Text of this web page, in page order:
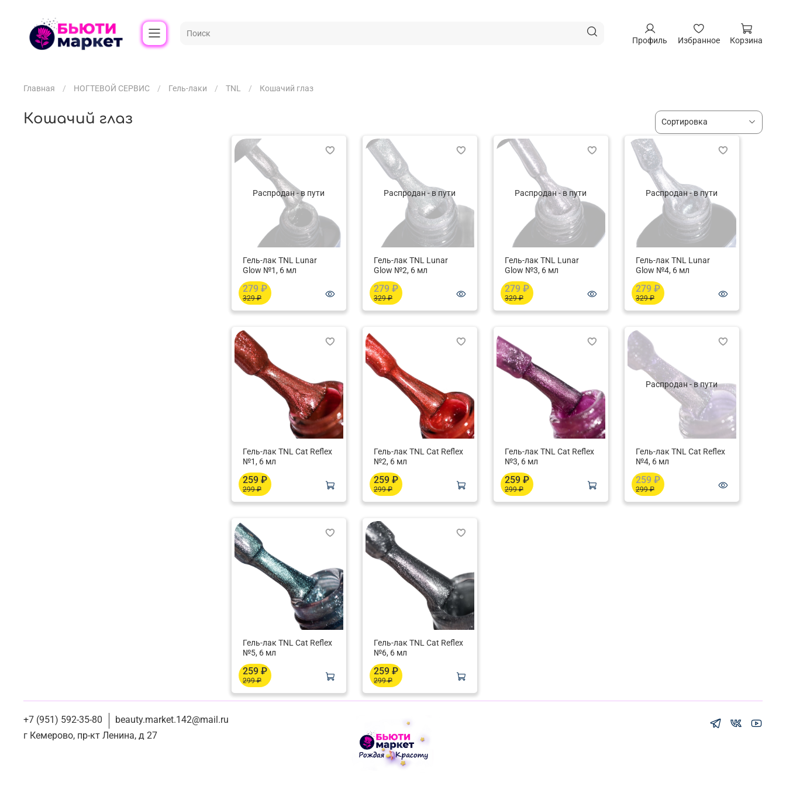
Профиль Избранное Корзина
Главная НОГТЕВОЙ СЕРВИС Гель-лаки TNL Кошачий глаз
Кошачий глаз
Распродан - в пути
Гель-лак TNL Lunar
Glow №1, 6 мл
279 ₽
329 ₽
Распродан - в пути
Гель-лак TNL Lunar
Glow №2, 6 мл
279 ₽
329 ₽
Распродан - в пути
Гель-лак TNL Lunar
Glow №3, 6 мл
279 ₽
329 ₽
Распродан - в пути
Гель-лак TNL Lunar
Glow №4, 6 мл
279 ₽
329 ₽
Гель-лак TNL Cat Reflex
№1, 6 мл
259 ₽
299 ₽
Гель-лак TNL Cat Reflex
№2, 6 мл
259 ₽
299 ₽
Гель-лак TNL Cat Reflex
№3, 6 мл
259 ₽
299 ₽
Распродан - в пути
Гель-лак TNL Cat Reflex
№4, 6 мл
259 ₽
299 ₽
Гель-лак TNL Cat Reflex
№5, 6 мл
259 ₽
299 ₽
Гель-лак TNL Cat Reflex
№6, 6 мл
259 ₽
299 ₽
+7 (951) 592-35-80
beauty.market.142@mail.ru
г Кемерово, пр-кт Ленина, д 27